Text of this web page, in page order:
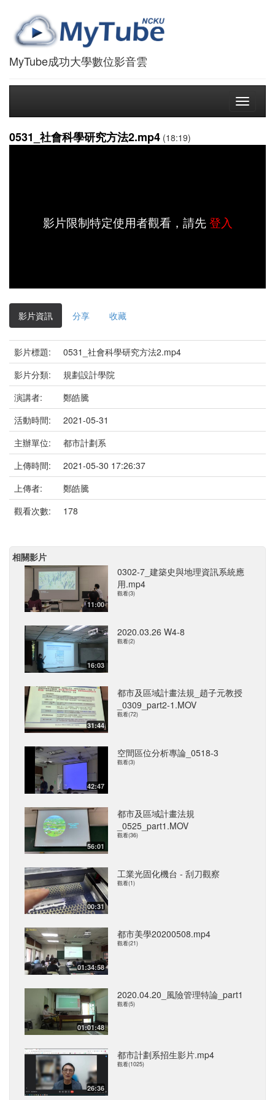
MyTube成功大學數位影音雲
Toggle
0531_社會科學研究方法2.mp4 (18:19)
影片限制特定使用者觀看，請先登入
影片資訊 分享 收藏
影片標題:
0531_社會科學研究方法2.mp4
影片分類:
規劃設計學院
演講者:
鄭皓騰
活動時間:
2021-05-31
主辦單位:
都市計劃系
上傳時間:
2021-05-30 17:26:37
上傳者:
鄭皓騰
觀看次數:
178
相關影片
11:00
0302-7_建築史與地理資訊系統應
用.mp4
觀看(3)
16:03
2020.03.26 W4-8
觀看(2)
31:44
都市及區域計畫法規_趙子元教授
_0309_part2-1.MOV
觀看(72)
42:47
空間區位分析專論_0518-3
觀看(3)
56:01
都市及區域計畫法規
_0525_part1.MOV
觀看(36)
00:31
工業光固化機台 - 刮刀觀察
觀看(1)
01:34:58
都市美學20200508.mp4
觀看(21)
01:01:48
2020.04.20_風險管理特論_part1
觀看(5)
26:36
都市計劃系招生影片.mp4
觀看(1025)